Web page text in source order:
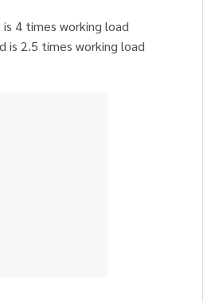
4 times working load
is 2.5 times working load